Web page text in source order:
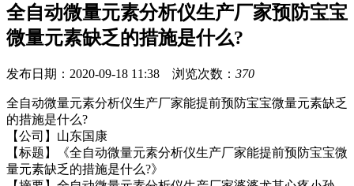
全自动微量元素分析仪生产厂家预防宝宝
微量元素缺乏的措施是什么?
发布日期：2020-09-18 11:38 浏览次数： 370
全自动微量元素分析仪生产厂家能提前预防宝宝微量元素缺乏
的措施是什么?
【公司】山东国康
【标题】《全自动微量元素分析仪生产厂家能提前预防宝宝微
量元素缺乏的措施是什么?》